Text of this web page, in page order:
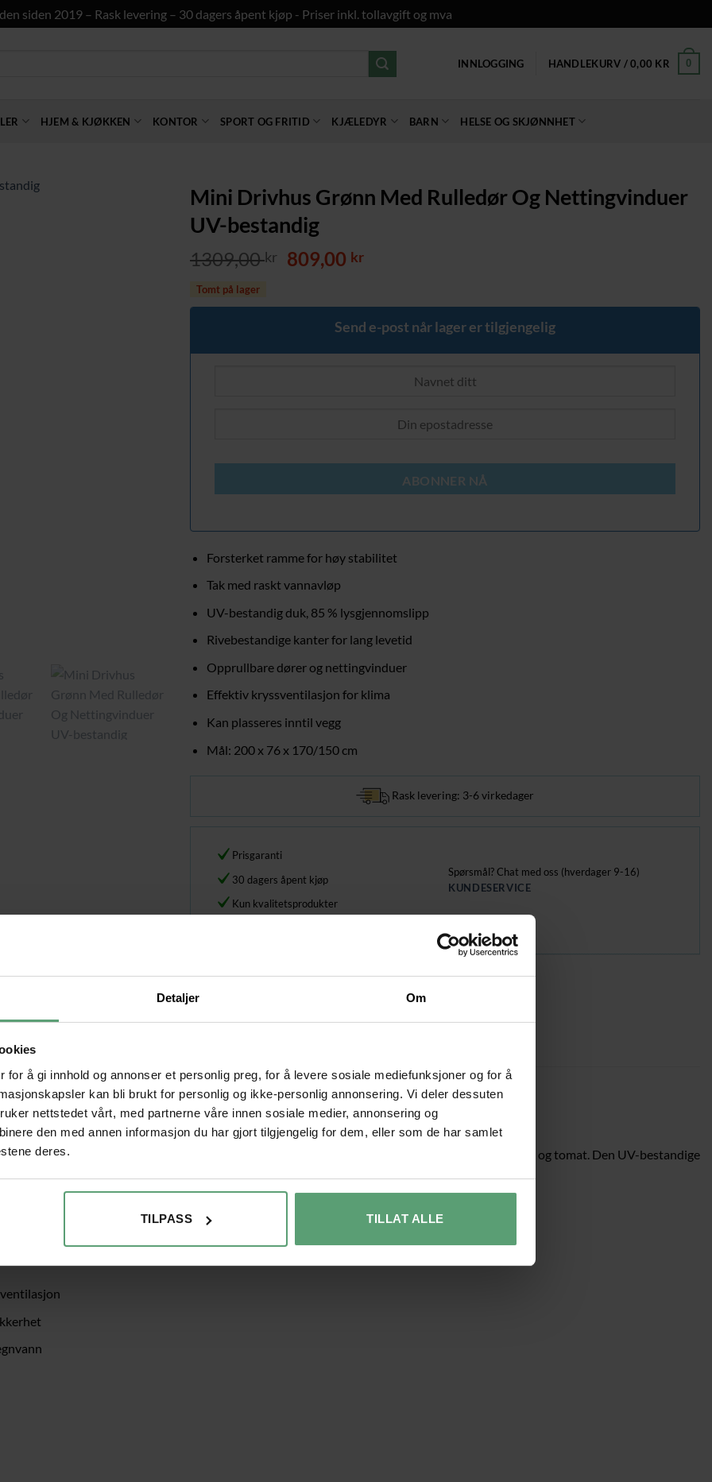
Detaljer Om
for å gi innhold og annonser et personlig preg, for å levere sosiale mediefunksjoner og for å
kan bli brukt for personlig og ikke-personlig annonsering. Vi deler dessuten
nettstedet vårt, med partnerne våre innen sosiale medier, annonsering og
den med annen informasjon du har gjort tilgjengelig for dem, eller som de har samlet
deres.
TILPASS TILLAT ALLE
siden 2019 – Rask levering – 30 dagers åpent kjøp - Priser inkl. tollavgift og mva
INNLOGGING HANDLEKURV /0,00 KR 0
HJEM & KJØKKEN KONTOR SPORT OG FRITID KJÆLEDYR BARN HELSE OG SKJØNNHET
Mini Drivhus Grønn Med Rulledør Og Nettingvinduer
UV-bestandig
1309,00kr Opprinnelig
1309,00 kr.
809,00 krNåværende
809,00 kr.
Tomt på lager
Send e-post når lager er tilgjengelig
ABONNER NÅ
Forsterket ramme for høy stabilitet
Tak med raskt vannavløp
UV-bestandig duk, 85 % lysgjennomslipp
Rivebestandige kanter for lang levetid
Opprullbare dører og nettingvinduer
Effektiv kryssventilasjon for klima
Kan plasseres inntil vegg
Mål: 200 x 76 x 170/150 cm
Rask levering: 3-6 virkedager
Prisgaranti
30 dagers åpent kjøp
Kun kvalitetsprodukter
Spørsmål? Chat med oss (hverdager 9-16)
KUNDESERVICE
Hjem Drivhus og hagearbeid
med stabil ramme er ideelt for hobbygartnere og gir god plass til klatreplanter som agurk og tomat. Den UV-bestandige
Montert inntil en yttervegg tåler drivhuset vær og vind bedre enn når det står fritt.